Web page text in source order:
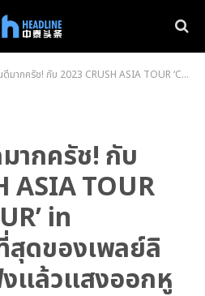
CRUSH ASIA TOUR ‘CRUSH HOUR’ in BANGKOK ที่สุดของเพลย์ลิสต์ดีต่อใจ ที่ฟังแล้วแสงออกหู
ากครัช! กับ
ASIA TOUR
in
สุดของเพลย์ลิ
แล้วแสงออกหู